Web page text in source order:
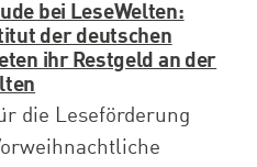
bei LeseWelten:
der deutschen
ihr Restgeld an der
die Leseförderung